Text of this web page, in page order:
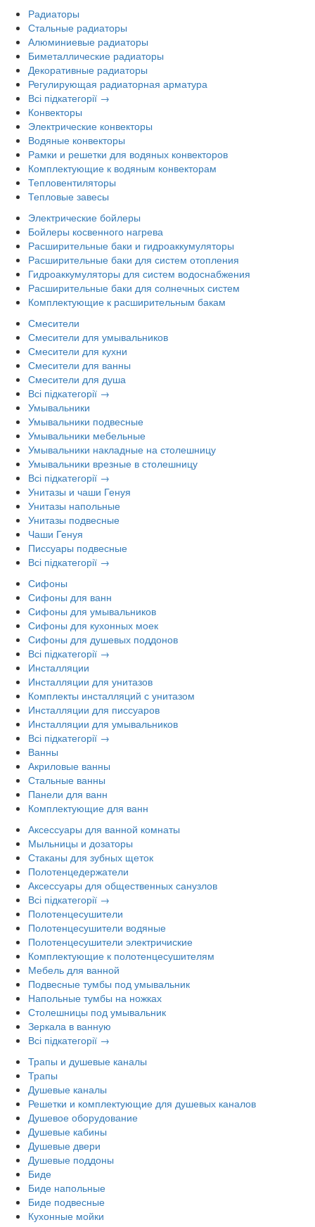
Радиаторы
Стальные радиаторы
Алюминиевые радиаторы
Биметаллические радиаторы
Декоративные радиаторы
Регулирующая радиаторная арматура
Всі підкатегорії →
Конвекторы
Электрические конвекторы
Водяные конвекторы
Рамки и решетки для водяных конвекторов
Комплектующие к водяным конвекторам
Тепловентиляторы
Тепловые завесы
Электрические бойлеры
Бойлеры косвенного нагрева
Расширительные баки и гидроаккумуляторы
Расширительные баки для систем отопления
Гидроаккумуляторы для систем водоснабжения
Расширительные баки для солнечных систем
Комплектующие к расширительным бакам
Смесители
Смесители для умывальников
Смесители для кухни
Смесители для ванны
Смесители для душа
Всі підкатегорії →
Умывальники
Умывальники подвесные
Умывальники мебельные
Умывальники накладные на столешницу
Умывальники врезные в столешницу
Всі підкатегорії →
Унитазы и чаши Генуя
Унитазы напольные
Унитазы подвесные
Чаши Генуя
Писсуары подвесные
Всі підкатегорії →
Сифоны
Сифоны для ванн
Сифоны для умывальников
Сифоны для кухонных моек
Сифоны для душевых поддонов
Всі підкатегорії →
Инсталляции
Инсталляции для унитазов
Комплекты инсталляций с унитазом
Инсталляции для писсуаров
Инсталляции для умывальников
Всі підкатегорії →
Ванны
Акриловые ванны
Стальные ванны
Панели для ванн
Комплектующие для ванн
Аксессуары для ванной комнаты
Мыльницы и дозаторы
Стаканы для зубных щеток
Полотенцедержатели
Аксессуары для общественных санузлов
Всі підкатегорії →
Полотенцесушители
Полотенцесушители водяные
Полотенцесушители электричиские
Комплектующие к полотенцесушителям
Мебель для ванной
Подвесные тумбы под умывальник
Напольные тумбы на ножках
Столешницы под умывальник
Зеркала в ванную
Всі підкатегорії →
Трапы и душевые каналы
Трапы
Душевые каналы
Решетки и комплектующие для душевых каналов
Душевое оборудование
Душевые кабины
Душевые двери
Душевые поддоны
Биде
Биде напольные
Биде подвесные
Кухонные мойки